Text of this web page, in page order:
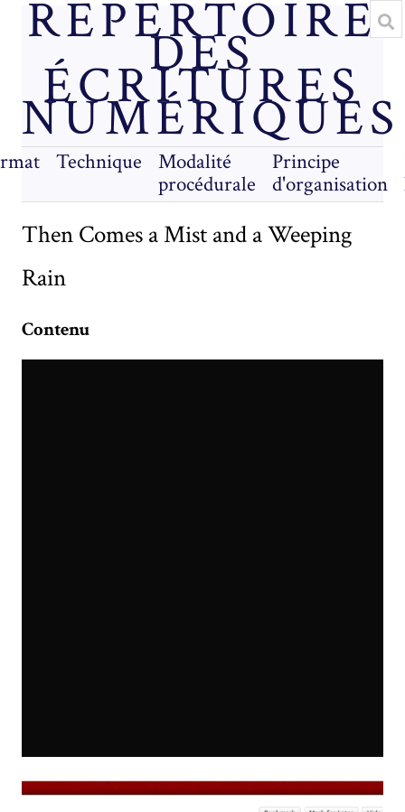
RÉPERTOIRE
DES
ÉCRITURES
NUMÉRIQUES
Technique
Modalité
procédurale
Principe
d'organisation
Then Comes a Mist and a Weeping
Rain
Contenu